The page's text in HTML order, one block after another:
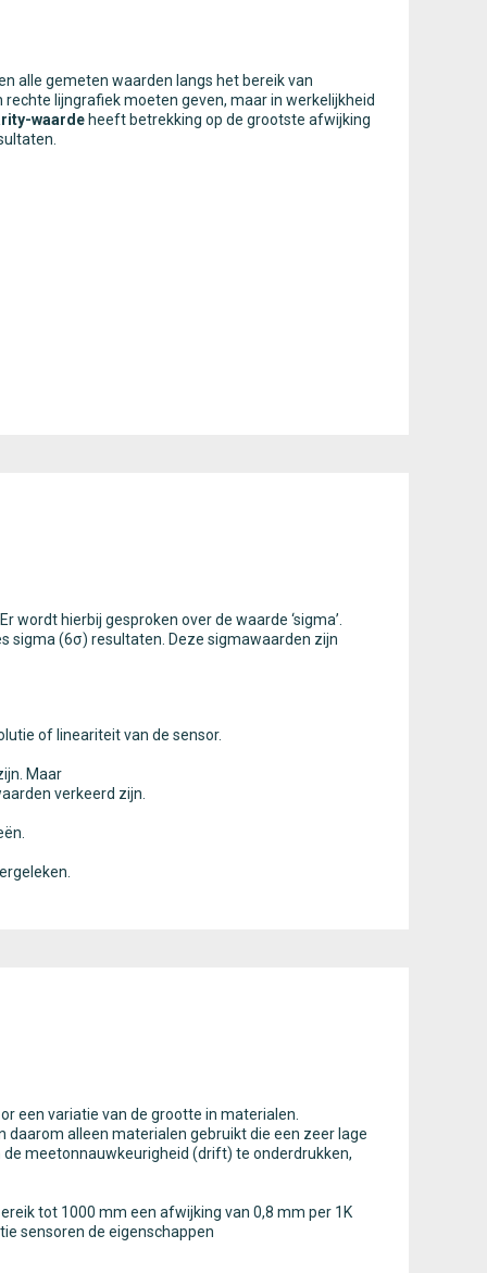
alle gemeten waarden langs het bereik van
lijngrafiek moeten geven, maar in werkelijkheid
waarde heeft betrekking op de grootste afwijking
hierbij gesproken over de waarde ‘sigma’.
sigma (6σ) resultaten. Deze sigmawaarden zijn
of lineariteit van de sensor.
Maar
verkeerd zijn.
een variatie van de grootte in materialen.
alleen materialen gebruikt die een zeer lage
meetonnauwkeurigheid (drift) te onderdrukken,
tot 1000 mm een afwijking van 0,8 mm per 1K
sensoren de eigenschappen